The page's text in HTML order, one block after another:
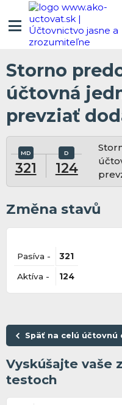
Storno
účtovná
prevziať
321 124
Změna stavů
Pasíva - 321
Aktíva - 124
Späť na celú účtovnú
Vyskúšajte vaše
testoch